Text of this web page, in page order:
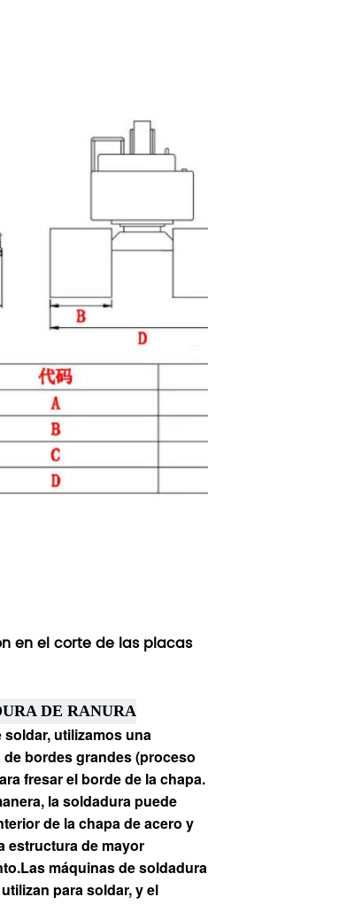
en el corte de las placas
DE RANURA
soldar, utilizamos una
bordes grandes (proceso
fresar el borde de la chapa.
la soldadura puede
de la chapa de acero y
estructura de mayor
Las máquinas de soldadura
para soldar, y el